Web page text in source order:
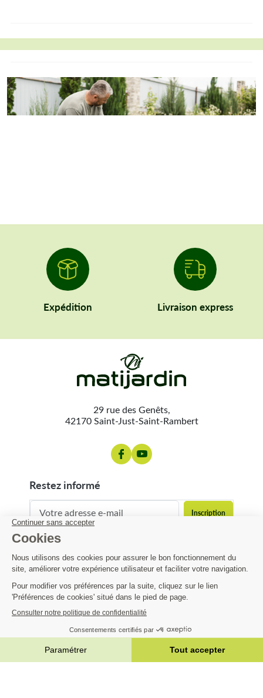
4,19 €
  AJOUTER AU PANIER
Expédition Livraison express
29 rue des Genêts,
42170 Saint-Just-Saint-Rambert
restez informé
contact@matijardin.fr 04 81 120 120
Matijardin
Infos pratiques
|Réalisation